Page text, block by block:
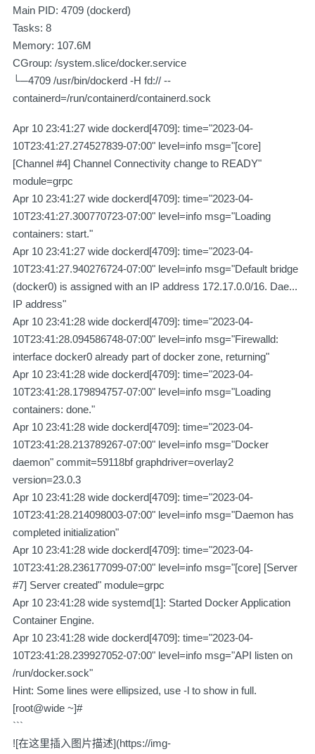
Main PID: 4709 (dockerd)
Tasks: 8
Memory: 107.6M
CGroup: /system.slice/docker.service
└─4709 /usr/bin/dockerd -H fd:// --
containerd=/run/containerd/containerd.sock
Apr 10 23:41:27 wide dockerd[4709]: time="2023-04-
10T23:41:27.274527839-07:00" level=info msg="[core]
[Channel #4] Channel Connectivity change to READY"
module=grpc
Apr 10 23:41:27 wide dockerd[4709]: time="2023-04-
10T23:41:27.300770723-07:00" level=info msg="Loading
containers: start."
Apr 10 23:41:27 wide dockerd[4709]: time="2023-04-
10T23:41:27.940276724-07:00" level=info msg="Default bridge
(docker0) is assigned with an IP address 172.17.0.0/16. Dae...
IP address"
Apr 10 23:41:28 wide dockerd[4709]: time="2023-04-
10T23:41:28.094586748-07:00" level=info msg="Firewalld:
interface docker0 already part of docker zone, returning"
Apr 10 23:41:28 wide dockerd[4709]: time="2023-04-
10T23:41:28.179894757-07:00" level=info msg="Loading
containers: done."
Apr 10 23:41:28 wide dockerd[4709]: time="2023-04-
10T23:41:28.213789267-07:00" level=info msg="Docker
daemon" commit=59118bf graphdriver=overlay2
version=23.0.3
Apr 10 23:41:28 wide dockerd[4709]: time="2023-04-
10T23:41:28.214098003-07:00" level=info msg="Daemon has
completed initialization"
Apr 10 23:41:28 wide dockerd[4709]: time="2023-04-
10T23:41:28.236177099-07:00" level=info msg="[core] [Server
#7] Server created" module=grpc
Apr 10 23:41:28 wide systemd[1]: Started Docker Application
Container Engine.
Apr 10 23:41:28 wide dockerd[4709]: time="2023-04-
10T23:41:28.239927052-07:00" level=info msg="API listen on
/run/docker.sock"
Hint: Some lines were ellipsized, use -l to show in full.
[root@wide ~]#
```
![在这里插入图片描述](https://img-